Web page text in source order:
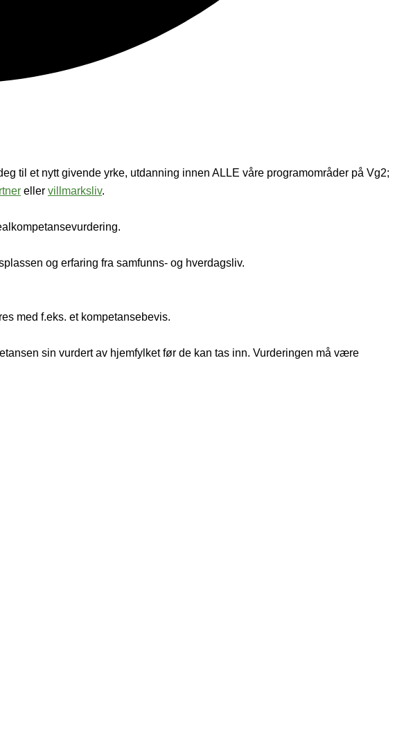
til et nytt givende yrke, utdanning innen ALLE våre programområder på Vg2;
eller villmarksliv.
og erfaring fra samfunns- og hverdagsliv.
med f.eks. et kompetansebevis.
sin vurdert av hjemfylket før de kan tas inn. Vurderingen må være